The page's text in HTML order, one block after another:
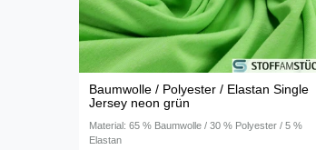
Baumwolle / Polyester / Elastan Single
Jersey neon grün
Material: 65 % Baumwolle / 30 % Polyester / 5 %
Elastan